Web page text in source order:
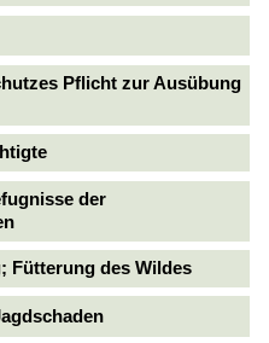
Pflicht zur Ausübung
der
Fütterung des Wildes